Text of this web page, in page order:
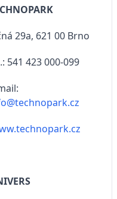
29a, 621 00 Brno
541 423 000-099